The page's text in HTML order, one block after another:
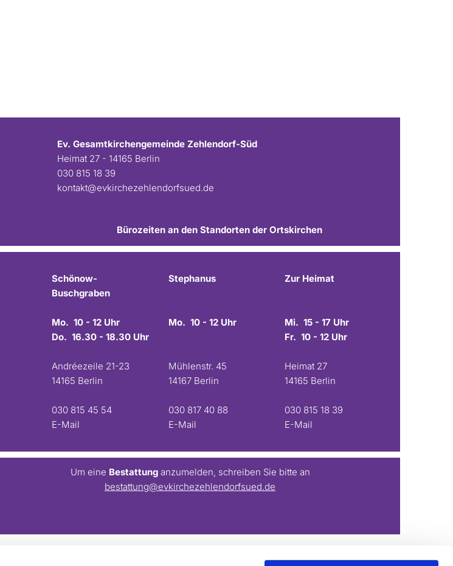
Ev. Gesamtkirchengemeinde Zehlendorf-Süd
Heimat 27 - 14165 Berlin
030 815 18 39
kontakt@evkirchezehlendorfsued.de
Bürozeiten an den Standorten der Ortskirchen
Schönow-
Buschgraben
Mo. 10 - 12 Uhr
Do. 16.30 - 18.30 Uhr
Andréezeile 21-23
14165 Berlin
030 815 45 54
E-Mail
Stephanus
Mo. 10 - 12 Uhr
Mühlenstr. 45
14167 Berlin
030 817 40 88
E-Mail
Zur Heimat
Mi. 15 - 17 Uhr
Fr. 10 - 12 Uhr
Heimat 27
14165 Berlin
030 815 18 39
E-Mail
Um eine Bestattunganzumelden, schreiben Sie bitte an
bestattung@evkirchezehlendorfsued.de